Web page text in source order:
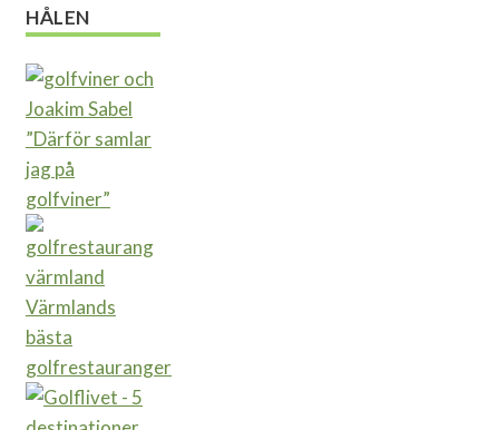
HÅLEN
”Därför samlar
jag på
golfviner”
Värmlands
bästa
golfrestauranger